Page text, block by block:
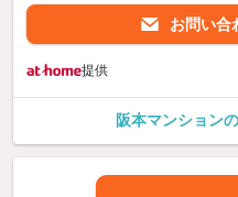
お問い合
提供
阪本マンション